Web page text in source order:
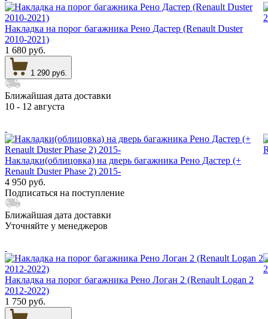
Накладка на порог багажника Рено Дастер (Renault Duster
2010-2021)
1 680 руб.
1 290 руб.
Ближайшая дата доставки
10 - 12 августа
Накладки(облицовка) на дверь багажника Рено Дастер (+
Renault Duster Phase 2) 2015-
4 950 руб.
Подписаться на поступление
Ближайшая дата доставки
Уточняйте у менеджеров
Накладка на порог багажника Рено Логан 2 (Renault Logan 2
2012-2022)
1 750 руб.